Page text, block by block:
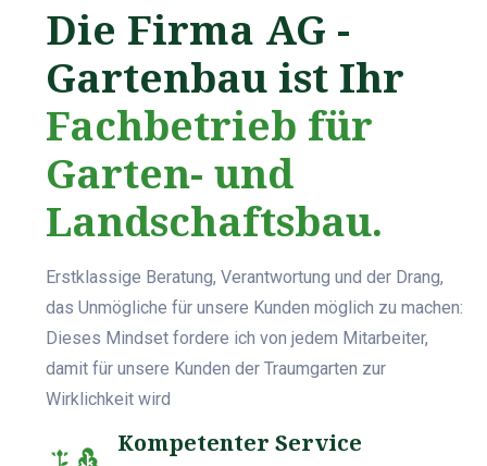
Die Firma AG -
Gartenbau ist Ihr
Fachbetrieb für
Garten- und
Landschaftsbau.
Erstklassige Beratung, Verantwortung und der Drang,
das Unmögliche für unsere Kunden möglich zu machen:
Dieses Mindset fordere ich von jedem Mitarbeiter,
damit für unsere Kunden der Traumgarten zur
Wirklichkeit wird
Kompetenter Service